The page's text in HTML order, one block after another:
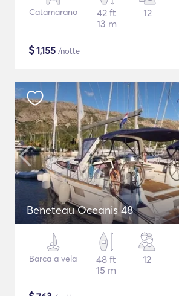
Catamarano
42 ft
13 m
12
$1,155 /notte
Beneteau Oceanis 48
Barca a vela
48 ft
15 m
12